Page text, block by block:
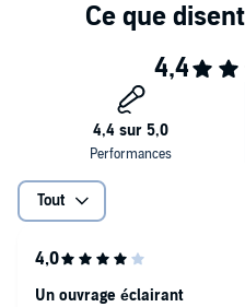
Tout
Un ouvrage éclairant